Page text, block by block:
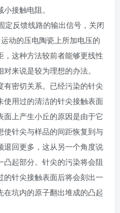
小接触电阻。
反馈线路的输出信号，关闭
动的压电陶瓷上所加电压的
这种方法较前者能够更线性
来说是较为理想的办法。
密切关系。已经污染的针尖
用过的清洁的针尖接触表面
上产生小丘的原因是由于它
针尖与样品的间距恢复到与
回更多，这从另一个角度说
起部分。针尖的污染将会阻
的针尖接触表面后将会刻出一
坑内的原子翻出堆成的凸起